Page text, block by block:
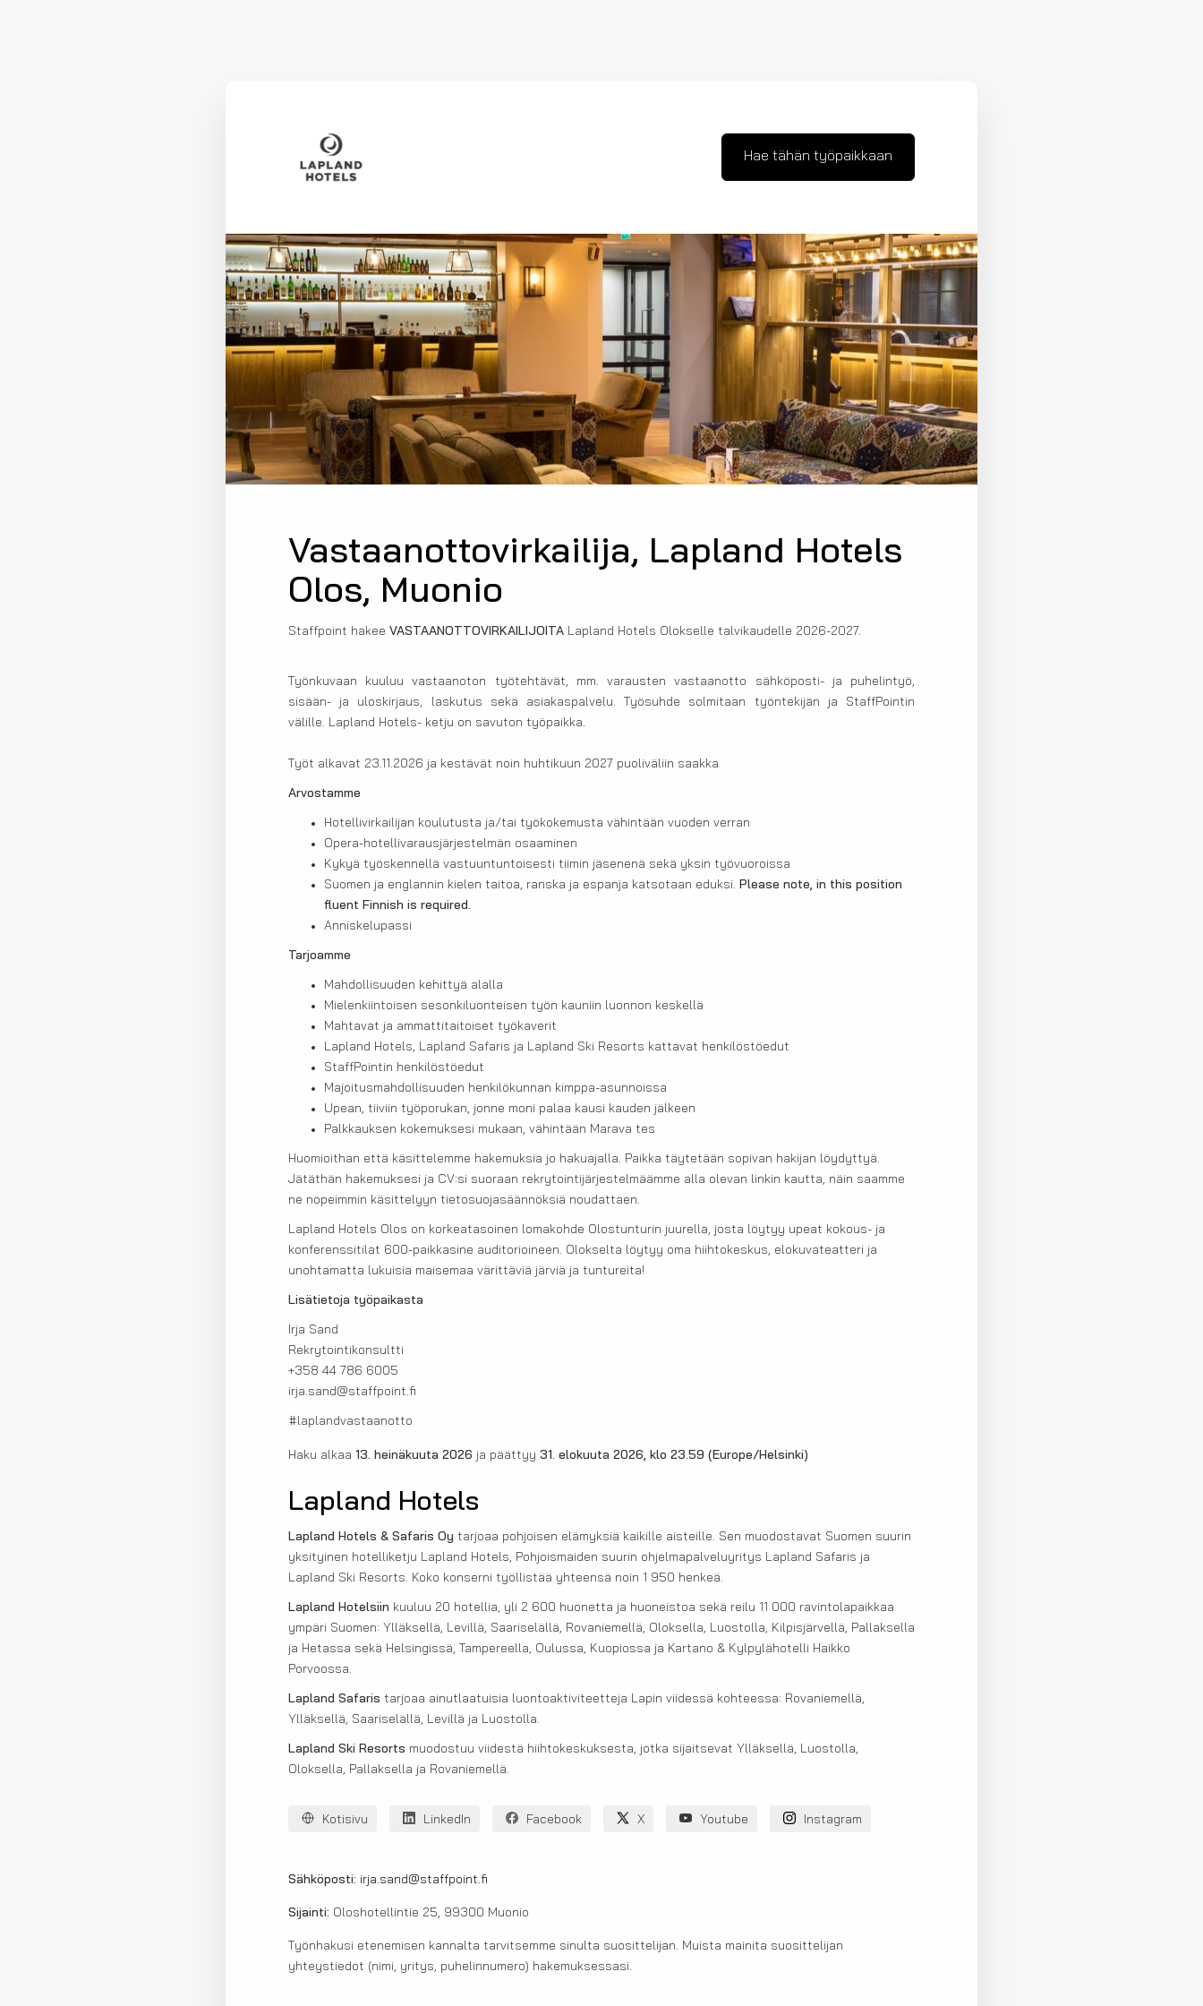
Hae tähän työpaikkaan
Vastaanottovirkailija, Lapland Hotels
Olos, Muonio
Staffpoint hakee VASTAANOTTOVIRKAILIJOITA Lapland Hotels Olokselle talvikaudelle 2026-2027.
Työnkuvaan kuuluu vastaanoton työtehtävät, mm. varausten vastaanotto sähköposti- ja puhelintyö,
sisään- ja uloskirjaus, laskutus sekä asiakaspalvelu. Työsuhde solmitaan työntekijän ja StaffPointin
välille. Lapland Hotels- ketju on savuton työpaikka.
Työt alkavat 23.11.2026 ja kestävät noin huhtikuun 2027 puoliväliin saakka
Arvostamme
Hotellivirkailijan koulutusta ja/tai työkokemusta vähintään vuoden verran
Opera-hotellivarausjärjestelmän osaaminen
Kykyä työskennellä vastuuntuntoisesti tiimin jäsenenä sekä yksin työvuoroissa
Suomen ja englannin kielen taitoa, ranska ja espanja katsotaan eduksi. Please note, in this position
fluent Finnish is required.
Anniskelupassi
Tarjoamme
Mahdollisuuden kehittyä alalla
Mielenkiintoisen sesonkiluonteisen työn kauniin luonnon keskellä
Mahtavat ja ammattitaitoiset työkaverit
Lapland Hotels, Lapland Safaris ja Lapland Ski Resorts kattavat henkilöstöedut
StaffPointin henkilöstöedut
Majoitusmahdollisuuden henkilökunnan kimppa-asunnoissa
Upean, tiiviin työporukan, jonne moni palaa kausi kauden jälkeen
Palkkauksen kokemuksesi mukaan, vähintään Marava tes
Huomioithan että käsittelemme hakemuksia jo hakuajalla. Paikka täytetään sopivan hakijan löydyttyä.
Jätäthän hakemuksesi ja CV:si suoraan rekrytointijärjestelmäämme alla olevan linkin kautta, näin saamme
ne nopeimmin käsittelyyn tietosuojasäännöksiä noudattaen.
Lapland Hotels Olos on korkeatasoinen lomakohde Olostunturin juurella, josta löytyy upeat kokous- ja
konferenssitilat 600-paikkasine auditorioineen. Olokselta löytyy oma hiihtokeskus, elokuvateatteri ja
unohtamatta lukuisia maisemaa värittäviä järviä ja tuntureita!
Lisätietoja työpaikasta
Irja Sand
Rekrytointikonsultti
+358 44 786 6005
irja.sand@staffpoint.fi
#laplandvastaanotto
Haku alkaa 13. heinäkuuta 2026 ja päättyy 31. elokuuta 2026, klo 23.59 (Europe/Helsinki)
Lapland Hotels
Lapland Hotels & Safaris Oy tarjoaa pohjoisen elämyksiä kaikille aisteille. Sen muodostavat Suomen suurin
yksityinen hotelliketju Lapland Hotels, Pohjoismaiden suurin ohjelmapalveluyritys Lapland Safaris ja
Lapland Ski Resorts. Koko konserni työllistää yhteensä noin 1 950 henkeä.
Lapland Hotelsiin kuuluu 20 hotellia, yli 2 600 huonetta ja huoneistoa sekä reilu 11 000 ravintolapaikkaa
ympäri Suomen: Ylläksellä, Levillä, Saariselällä, Rovaniemellä, Oloksella, Luostolla, Kilpisjärvellä, Pallaksella
ja Hetassa sekä Helsingissä, Tampereella, Oulussa, Kuopiossa ja Kartano & Kylpylähotelli Haikko
Porvoossa.
Lapland Safaris tarjoaa ainutlaatuisia luontoaktiviteetteja Lapin viidessä kohteessa: Rovaniemellä,
Ylläksellä, Saariselällä, Levillä ja Luostolla.
Lapland Ski Resorts muodostuu viidestä hiihtokeskuksesta, jotka sijaitsevat Ylläksellä, Luostolla,
Oloksella, Pallaksella ja Rovaniemellä.
Kotisivu LinkedIn Facebook X Youtube Instagram
Sähköposti: irja.sand@staffpoint.fi
Sijainti: Oloshotellintie 25, 99300 Muonio
Työnhakusi etenemisen kannalta tarvitsemme sinulta suosittelijan. Muista mainita suosittelijan
yhteystiedot (nimi, yritys, puhelinnumero) hakemuksessasi.